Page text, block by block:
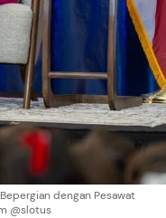
dengan Pesawat
@slotus